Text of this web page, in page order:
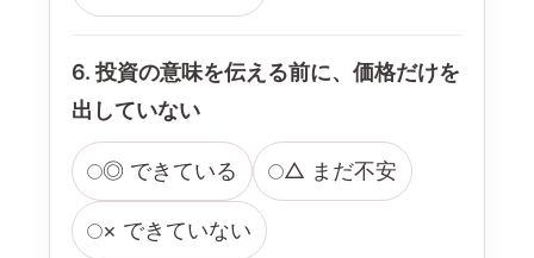
6. 投資の意味を伝える前に、価格だけを
出していない
◎ できている △ まだ不安
× できていない